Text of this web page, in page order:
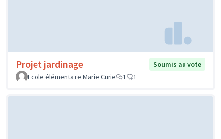
Projet jardinage
Soumis au vote
Ecole élémentaire Marie Curie
1 1